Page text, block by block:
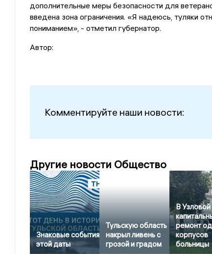
дополнительные меры безопасности для
введена зона ограничения. «Я надеюсь, туляки
пониманием», - отметил губернатор.
Автор:
Комментируйте наши новости:
Другие новости Общество
Знаковые события
этой даты
Тульскую область
накрыл ливень с
грозой и градом
В Узловой
ремонт
корпусов
больницы